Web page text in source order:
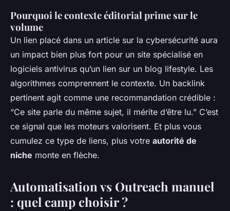
Pourquoi le contexte éditorial prime sur le
volume
Un lien placé dans un article sur la cybersécurité aura
un impact bien plus fort pour un site spécialisé en
logiciels antivirus qu’un lien sur un blog lifestyle. Les
algorithmes comprennent le contexte. Un backlink
pertinent agit comme une recommandation crédible :
“Ce site parle du même sujet, il mérite d’être lu.” C’est
ce signal que les moteurs valorisent. Et plus vous
cumulez ce type de liens, plus votre autorité de
niche monte en flèche.
Automatisation vs Outreach manuel
: quel camp choisir ?